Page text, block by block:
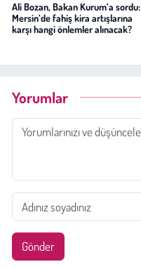
Ali Bozan, Bakan Kurum’a sordu:
Mersin’de fahiş kira artışlarına
karşı hangi önlemler alınacak?
Yorumlar
Gönder